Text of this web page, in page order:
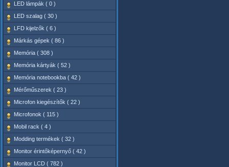
LED lámpák ( 0 )
LED szalag ( 30 )
LFD kijelzők ( 6 )
Márkás gépek ( 86 )
Memória ( 308 )
Memória kártyák ( 52 )
Memória notebookba ( 42 )
Mérőműszerek ( 23 )
Microfon kiegészítők ( 22 )
Microfonok ( 115 )
Mobil rack ( 4 )
Modding termékek ( 32 )
Monitor érintőképernyő ( 42 )
Monitor LCD ( 782 )